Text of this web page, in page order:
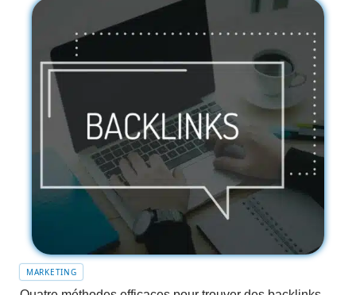
MARKETING